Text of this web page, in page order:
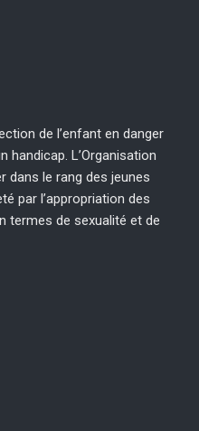
de l’enfant en danger
handicap. L’Organisation
dans le rang des jeunes
par l’appropriation des
termes de sexualité et de